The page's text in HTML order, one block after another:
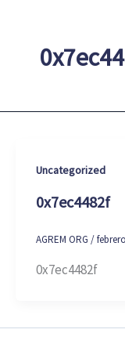
Uncategorized
0x7ec4482f
AGREM ORG /
0x7ec4482f